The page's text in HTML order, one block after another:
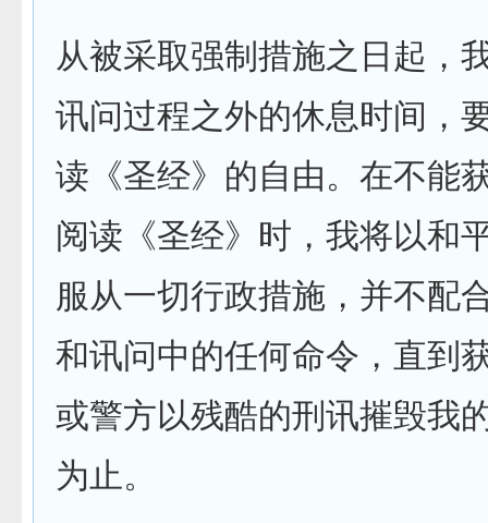
从被采取强制措施之日起，
讯问过程之外的休息时间，
读《圣经》的自由。在不能
阅读《圣经》时，我将以和
服从一切行政措施，并不配
和讯问中的任何命令，直到
或警方以残酷的刑讯摧毁我
为止。